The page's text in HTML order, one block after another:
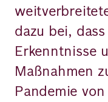
dazu bei,
Erkenntnisse
Maßnahmen
Pandemie